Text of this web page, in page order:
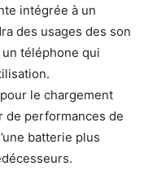
intégrée à un
des usages des son
téléphone qui
le chargement
de performances de
batterie plus